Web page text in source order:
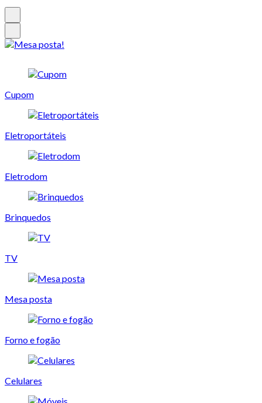
Cupom
Eletroportáteis
Eletrodom
Brinquedos
TV
Mesa posta
Forno e fogão
Celulares